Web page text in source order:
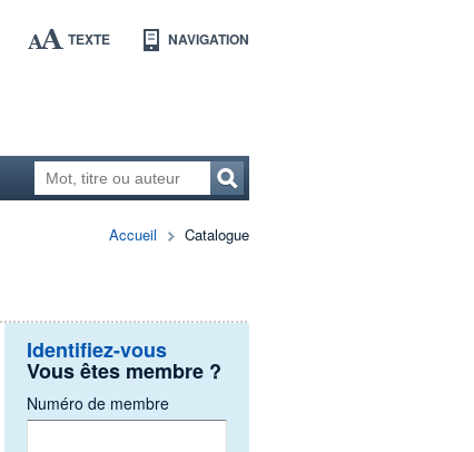
TEXTE NAVIGATION
Accueil Catalogue
Identifiez-vous
Vous êtes membre ?
Numéro de membre